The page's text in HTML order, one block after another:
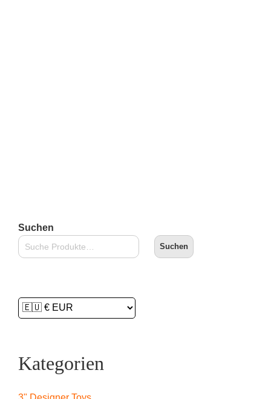
Suchen
Suchen
Kategorien